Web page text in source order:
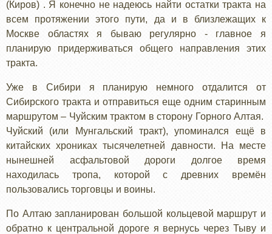
(Киров) . Я конечно не надеюсь найти остатки тракта на
всем протяжении этого пути, да и в близлежащих к
Москве областях я бываю регулярно - главное я
планирую придерживаться общего направления этих
тракта.
Уже в Сибири я планирую немного отдалится от
Сибирского тракта и отправиться еще одним старинным
маршрутом – Чуйским трактом в сторону Горного Алтая.
Чуйский (или Мунгальский тракт), упоминался ещё в
китайских хрониках тысячелетней давности. На месте
нынешней асфальтовой дороги долгое время
находилась тропа, которой с древних времён
пользовались торговцы и воины.
По Алтаю запланирован большой кольцевой маршрут и
обратно к центральной дороге я вернусь через Тыву и